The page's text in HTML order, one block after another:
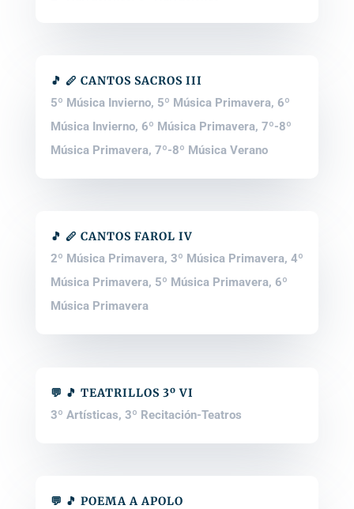
🎵 🪈 CANTOS SACROS III
5º Música Invierno, 5º Música Primavera, 6º
Música Invierno, 6º Música Primavera, 7º-8º
Música Primavera, 7º-8º Música Verano
🎵 🪈 CANTOS FAROL IV
2º Música Primavera, 3º Música Primavera, 4º
Música Primavera, 5º Música Primavera, 6º
Música Primavera
💬 🎵 TEATRILLOS 3º VI
3º Artísticas, 3º Recitación-Teatros
💬 🎵 POEMA A APOLO